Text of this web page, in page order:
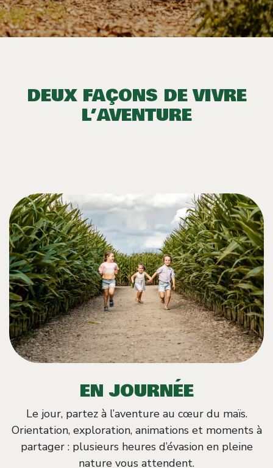
DEUX FAÇONS DE VIVRE
L’AVENTURE
EN JOURNÉE
Le jour, partez à l’aventure au cœur du maïs.
Orientation, exploration, animations et moments à
partager : plusieurs heures d’évasion en pleine
nature vous attendent.